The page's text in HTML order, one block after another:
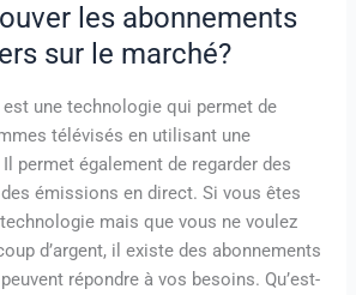
les abonnements
sur le marché?
est une technologie qui permet de
télévisés en utilisant une
permet également de regarder des
émissions en direct. Si vous êtes
mais que vous ne voulez
d’argent, il existe des abonnements
répondre à vos besoins. Qu’est-